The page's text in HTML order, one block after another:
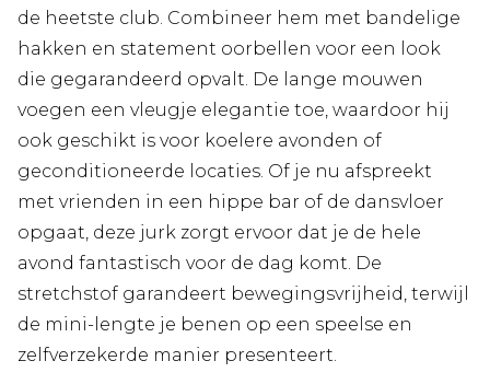
de heetste club. Combineer hem met bandelige
hakken en statement oorbellen voor een look
die gegarandeerd opvalt. De lange mouwen
voegen een vleugje elegantie toe, waardoor hij
ook geschikt is voor koelere avonden of
geconditioneerde locaties. Of je nu afspreekt
met vrienden in een hippe bar of de dansvloer
opgaat, deze jurk zorgt ervoor dat je de hele
avond fantastisch voor de dag komt. De
stretchstof garandeert bewegingsvrijheid, terwijl
de mini-lengte je benen op een speelse en
zelfverzekerde manier presenteert.